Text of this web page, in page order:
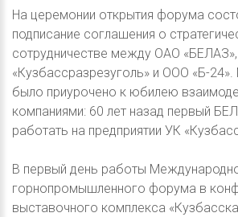
На церемонии открытия форума
подписание соглашения о
сотрудничестве между ОАО
«Кузбассразрезуголь» и ООО «Б-
было приурочено к юбилею
компаниями: 60 лет назад первый
работать на предприятии УК
В первый день работы
горнопромышленного форума в
выставочного комплекса